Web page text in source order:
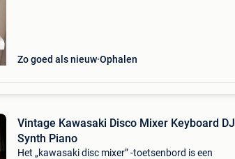
Zo goed als nieuw Ophalen
Vintage Kawasaki Disco Mixer Keyboard DJ
Synth Piano
Het „kawasaki disc mixer” -toetsenbord is een